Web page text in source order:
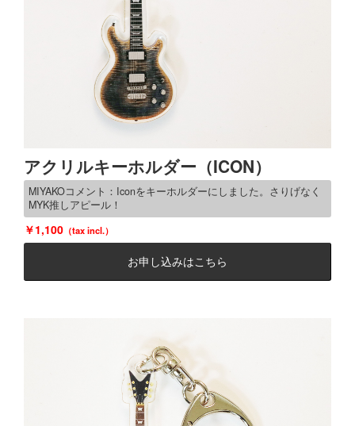
アクリルキーホルダー（ICON）
MIYAKOコメント：Iconをキーホルダーにしました。さりげなく
MYK推しアピール！
1,100
お申し込みはこちら